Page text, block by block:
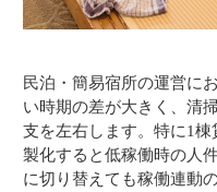
民泊・簡易宿所の運営に
い時期の差が大きく、清
支を左右します。特に1
製化すると低稼働時の人
に切り替えても稼働連動